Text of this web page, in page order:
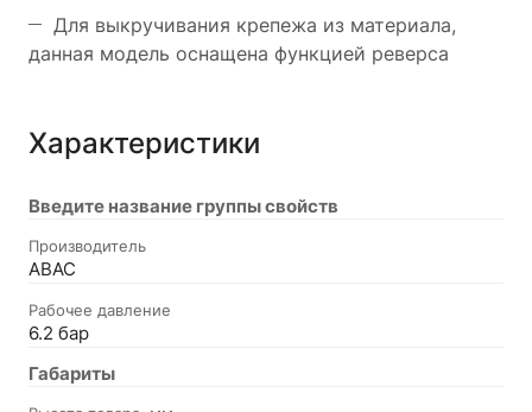
Для выкручивания крепежа из материала,
данная модель оснащена функцией реверса
Характеристики
Введите название группы свойств
Производитель
ABAC
Рабочее давление
6.2 бар
Габариты